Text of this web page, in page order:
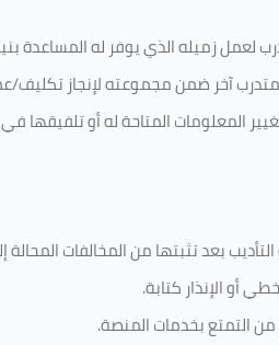
لعمل زميله الذي يوفر له المساعدة
آخر ضمن مجموعته لإنجاز تكليف/
المعلومات المتاحة له أو تلفيقها
بعد تثبتها من المخالفات المحالة
أو الإنذار كتابة.
التمتع بخدمات المنصة.